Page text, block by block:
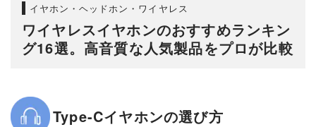
イヤホン・ヘッドホン・ワイヤレス
ワイヤレスイヤホンのおすすめランキン
グ16選。高音質な人気製品をプロが比較
Type-Cイヤホンの選び方